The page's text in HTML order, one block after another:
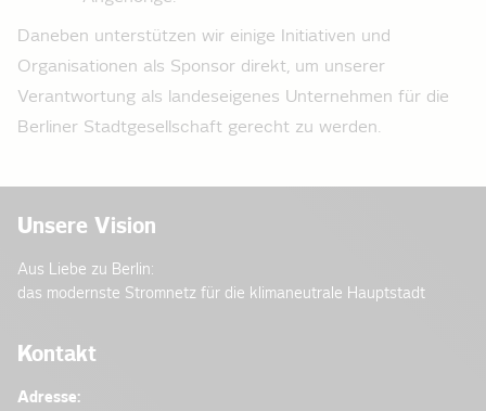
Daneben unterstützen wir einige Initiativen und
Organisationen als Sponsor direkt, um unserer
Verantwortung als landeseigenes Unternehmen für die
Berliner Stadtgesellschaft gerecht zu werden.
Unsere Vision
Aus Liebe zu Berlin:
das modernste Stromnetz für die klimaneutrale Hauptstadt
Kontakt
Adresse: